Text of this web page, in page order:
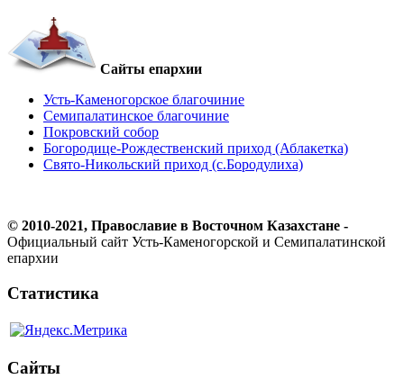
Сайты епархии
Усть-Каменогорское благочиние
Семипалатинское благочиние
Покровский собор
Богородице-Рождественский приход (Аблакетка)
Свято-Никольский приход (с.Бородулиха)
© 2010-2021, Православие в Восточном Казахстане -
Официальный сайт Усть-Каменогорской и Семипалатинской
епархии
Статистика
Сайты